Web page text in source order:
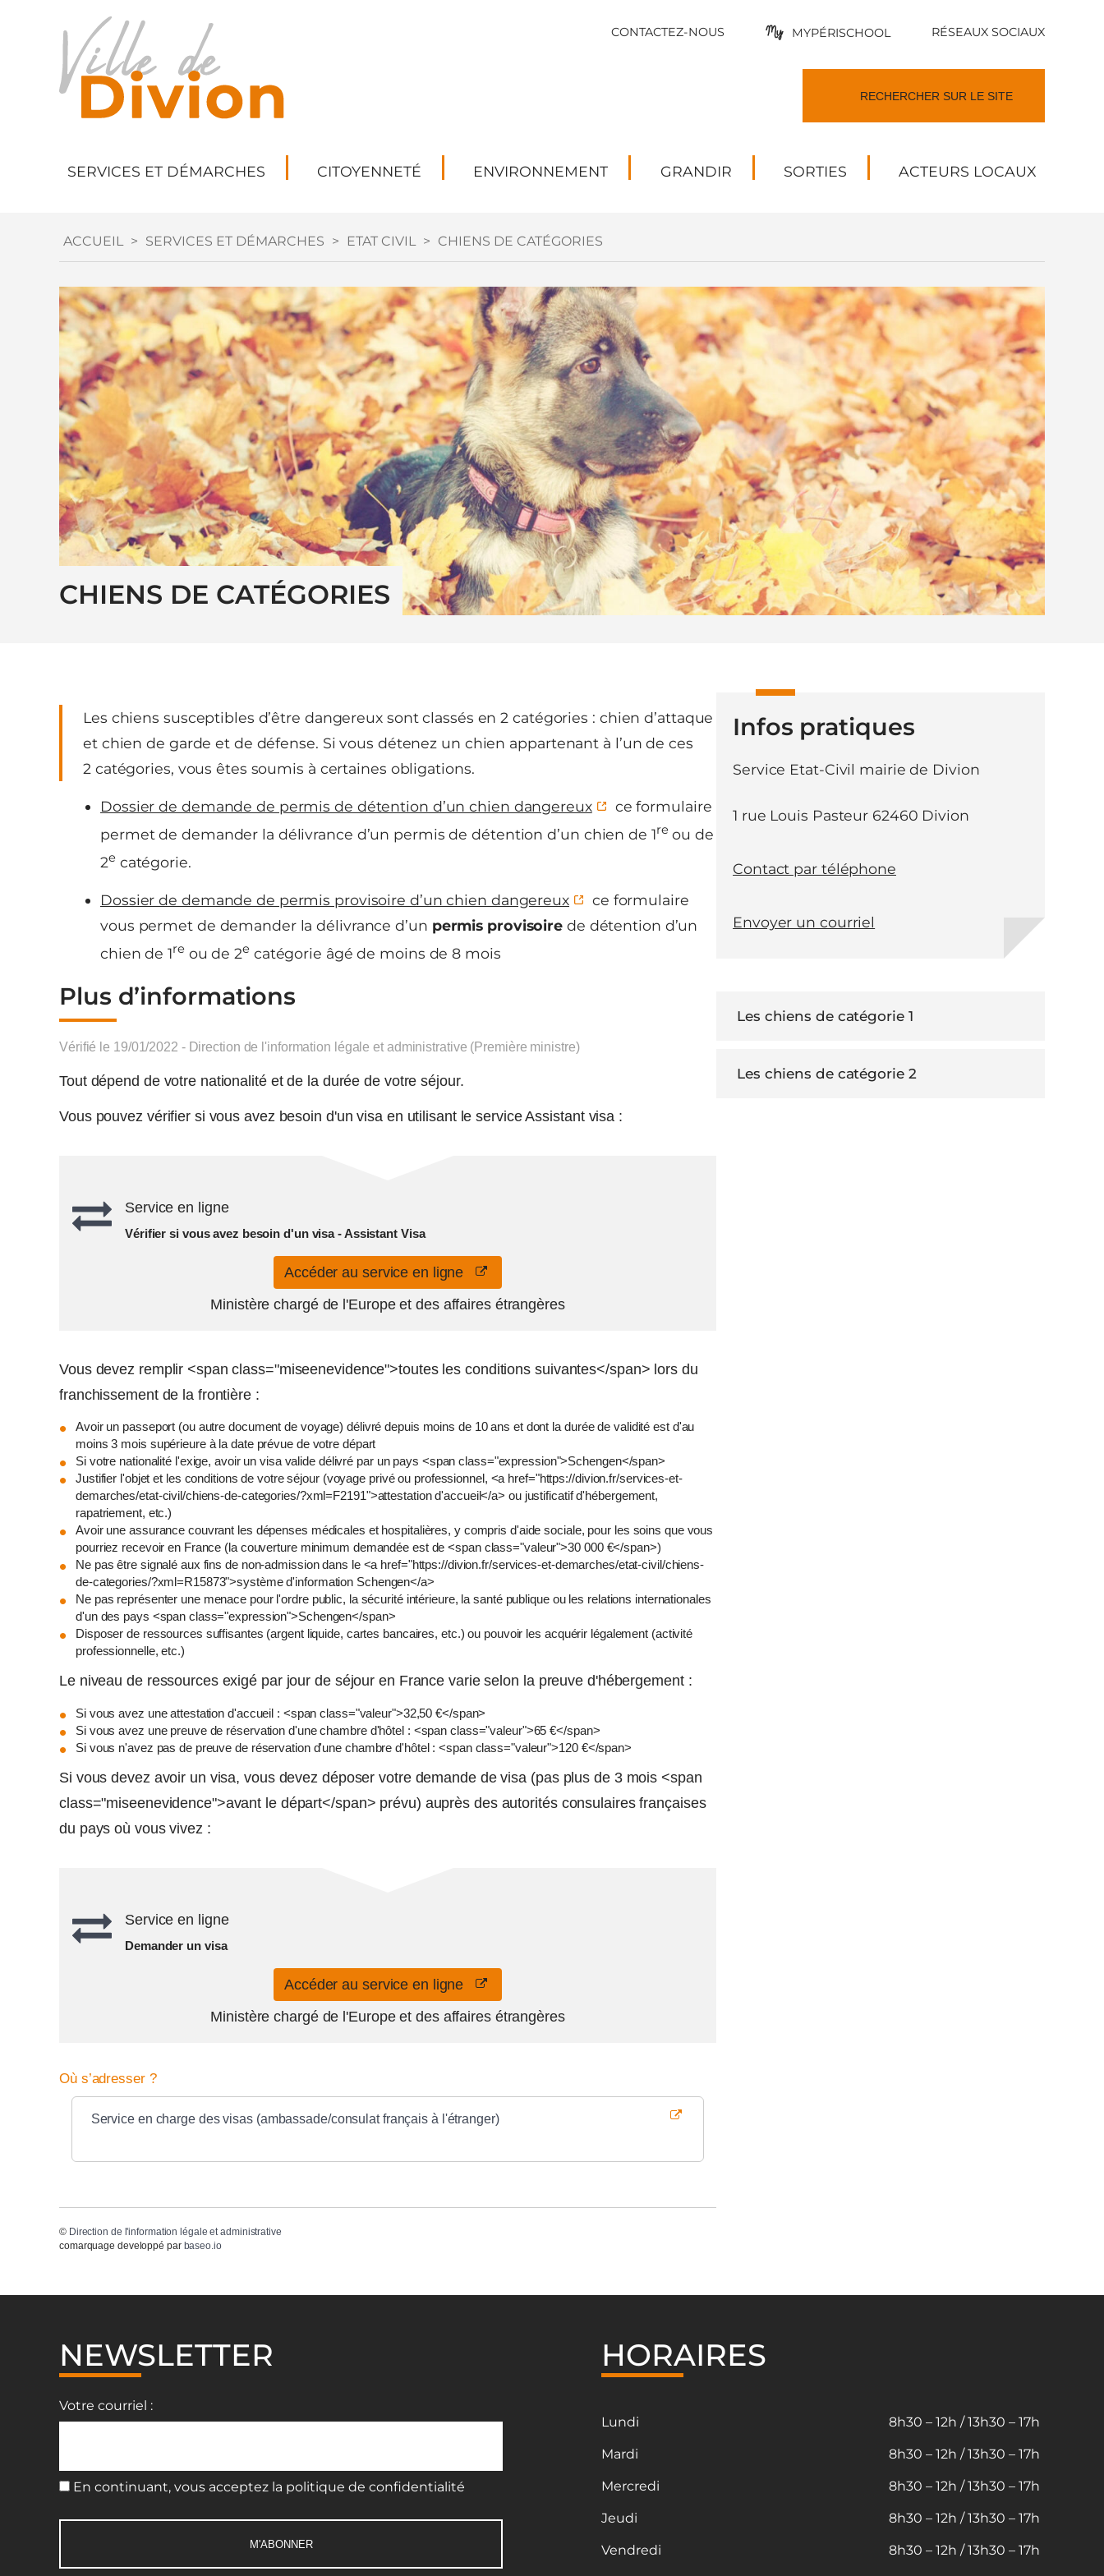
CONTACTEZ-NOUS MYPÉRISCHOOL RÉSEAUX SOCIAUX
SERVICES ET DÉMARCHES CITOYENNETÉ ENVIRONNEMENT GRANDIR SORTIES ACTEURS LOCAUX
ACCUEIL > SERVICES ET DÉMARCHES > ETAT CIVIL > CHIENS DE CATÉGORIES
CHIENS DE CATÉGORIES
Les chiens susceptibles d’être dangereux sont classés en 2 catégories : chien d’attaque
et chien de garde et de défense. Si vous détenez un chien appartenant à l’un de ces
2 catégories, vous êtes soumis à certaines obligations.
Dossier de demande de permis de détention d’un chien dangereux
ce formulaire
permet de demander la délivrance d’un permis de détention d’un chien de 1re ou de
2e catégorie.
Dossier de demande de permis provisoire d’un chien dangereux
ce formulaire
vous permet de demander la délivrance d’un permis provisoire de détention d’un
chien de 1re ou de 2e catégorie âgé de moins de 8 mois
Plus d’informations
Vérifié le 19/01/2022 - Direction de l'information légale et administrative (Première ministre)
Tout dépend de votre nationalité et de la durée de votre séjour.
Vous pouvez vérifier si vous avez besoin d'un visa en utilisant le service Assistant visa :
Service en ligne
Vérifier si vous avez besoin d'un visa - Assistant Visa
Accéder au service en ligne
Ministère chargé de l'Europe et des affaires étrangères
Vous devez remplir <span class="miseenevidence">toutes les conditions suivantes</span> lors du
franchissement de la frontière :
Avoir un passeport (ou autre document de voyage) délivré depuis moins de 10 ans et dont la durée de validité est d'au
moins 3 mois supérieure à la date prévue de votre départ
Si votre nationalité l'exige, avoir un visa valide délivré par un pays <span class="expression">Schengen</span>
Justifier l'objet et les conditions de votre séjour (voyage privé ou professionnel, <a href="https://divion.fr/services-et-
demarches/etat-civil/chiens-de-categories/?xml=F2191">attestation d'accueil</a> ou justificatif d'hébergement,
rapatriement, etc.)
Avoir une assurance couvrant les dépenses médicales et hospitalières, y compris d'aide sociale, pour les soins que vous
pourriez recevoir en France (la couverture minimum demandée est de <span class="valeur">30 000 €</span>)
Ne pas être signalé aux fins de non-admission dans le <a href="https://divion.fr/services-et-demarches/etat-civil/chiens-
de-categories/?xml=R15873">système d'information Schengen</a>
Ne pas représenter une menace pour l'ordre public, la sécurité intérieure, la santé publique ou les relations internationales
d'un des pays <span class="expression">Schengen</span>
Disposer de ressources suffisantes (argent liquide, cartes bancaires, etc.) ou pouvoir les acquérir légalement (activité
professionnelle, etc.)
Le niveau de ressources exigé par jour de séjour en France varie selon la preuve d'hébergement :
Si vous avez une attestation d'accueil : <span class="valeur">32,50 €</span>
Si vous avez une preuve de réservation d'une chambre d'hôtel : <span class="valeur">65 €</span>
Si vous n'avez pas de preuve de réservation d'une chambre d'hôtel : <span class="valeur">120 €</span>
Si vous devez avoir un visa, vous devez déposer votre demande de visa (pas plus de 3 mois <span
class="miseenevidence">avant le départ</span> prévu) auprès des autorités consulaires françaises
du pays où vous vivez :
Service en ligne
Demander un visa
Accéder au service en ligne
Ministère chargé de l'Europe et des affaires étrangères
Où s’adresser ?
Service en charge des visas (ambassade/consulat français à l'étranger)
© Direction de l'information légale et administrative
comarquage developpé par baseo.io
Infos pratiques
Service Etat-Civil mairie de Divion
1 rue Louis Pasteur 62460 Divion
Contact par téléphone
Envoyer un courriel
Les chiens de catégorie 1
Les chiens de catégorie 2
NEWSLETTER
Votre courriel :
En continuant, vous acceptez la politique de confidentialité
HORAIRES
Lundi
Mardi
Mercredi
Jeudi
Vendredi
8h30 – 12h / 13h30 – 17h
8h30 – 12h / 13h30 – 17h
8h30 – 12h / 13h30 – 17h
8h30 – 12h / 13h30 – 17h
8h30 – 12h / 13h30 – 17h